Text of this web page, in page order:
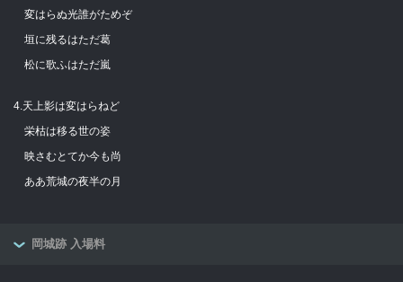
変はらぬ光誰がためぞ
垣に残るはただ葛
松に歌ふはただ嵐
4.天上影は変はらねど
栄枯は移る世の姿
映さむとてか今も尚
ああ荒城の夜半の月
岡城跡 入場料